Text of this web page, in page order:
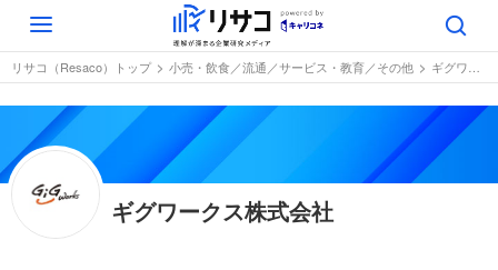
Toggle
navigation
リサコ（Resaco）トップ 小売・飲食／流通／サービス・教育／その他 ギグワークス株式会社
ギグワークス株式会社